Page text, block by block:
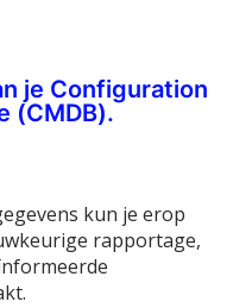
je Configuration
(CMDB).
kun je erop
rapportage,